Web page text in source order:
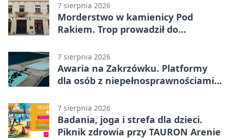
7 sierpnia 2026
Morderstwo w kamienicy Pod
Rakiem. Trop prowadził do
7 sierpnia 2026
Awaria na Zakrzówku. Platformy
dla osób z niepełnosprawnościami
7 sierpnia 2026
Badania, joga i strefa dla dzieci.
Piknik zdrowia przy TAURON Arenie